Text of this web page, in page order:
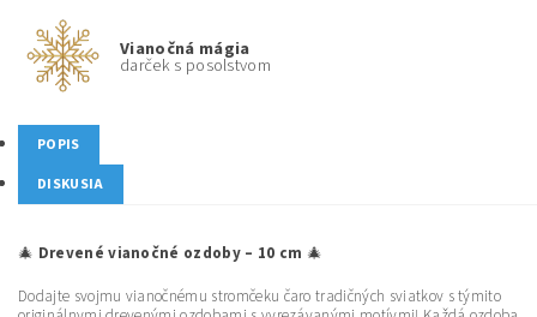
Vianočná mágia
darček s posolstvom
POPIS
DISKUSIA
🎄 Drevené vianočné ozdoby – 10 cm 🎄
Dodajte svojmu vianočnému stromčeku čaro tradičných sviatkov s týmito